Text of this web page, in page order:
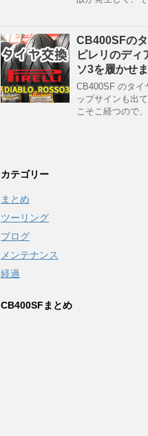
CB400SFのタ
ピレリのディ
ソ3を履かせ
CB400SF のタイ
ップサインも出
こそこ経つので
カテゴリー
まとめ
ツーリング
ブログ
メンテナンス
経過
CB400SFまとめ